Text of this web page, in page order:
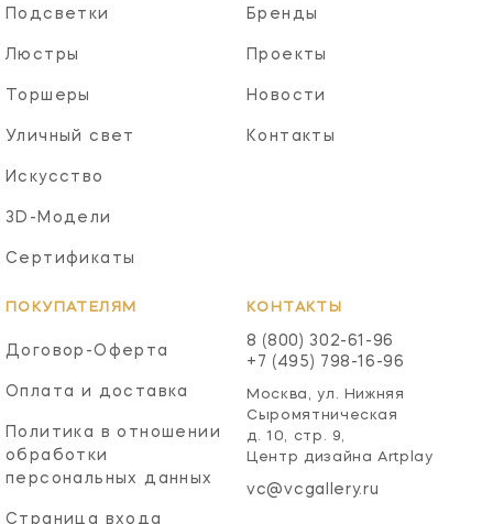
Подсветки
Люстры
Торшеры
Уличный свет
Искусство
3D-Модели
Сертификаты
Бренды
Проекты
Новости
Контакты
ПОКУПАТЕЛЯМ
Договор-Оферта
Оплата и доставка
Политика в отношении
обработки
персональных данных
Страница входа
КОНТАКТЫ
8 (800) 302-61-96
+7 (495) 798-16-96
Москва, ул. Нижняя
Сыромятническая
д. 10, стр. 9,
Центр дизайна Artplay
vc@vcgallery.ru